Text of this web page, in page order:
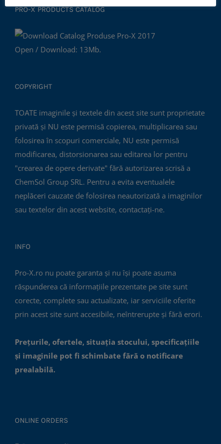
PRO-X PRODUCTS CATALOG
Open / Download: 13Mb.
COPYRIGHT
TOATE imaginile și textele din acest site sunt proprietate
privată și NU este permisă copierea, multiplicarea sau
folosirea în scopuri comerciale, NU este permisă
modificarea, distorsionarea sau editarea lor pentru
"crearea de opere derivate" fără autorizarea scrisă a
ChemSol Group SRL. Pentru a evita eventualele
neplăceri cauzate de folosirea neautorizată a imaginilor
sau textelor din acest website, contactați-ne.
INFO
Pro-X.ro nu poate garanta și nu își poate asuma
răspunderea că informațiile prezentate pe site sunt
corecte, complete sau actualizate, iar serviciile oferite
prin acest site sunt accesibile, neîntrerupte și fără erori.
Prețurile, ofertele, situația stocului, specificațiile
și imaginile pot fi schimbate fără o notificare
prealabilă.
ONLINE ORDERS